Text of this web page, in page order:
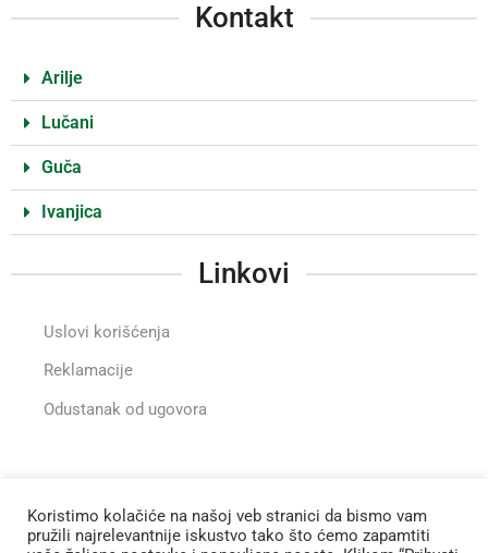
Kontakt
Arilje
Lučani
Guča
Ivanjica
Linkovi
Uslovi korišćenja
Reklamacije
Odustanak od ugovora
Koristimo kolačiće na našoj veb stranici da bismo vam
pružili najrelevantnije iskustvo tako što ćemo zapamtiti